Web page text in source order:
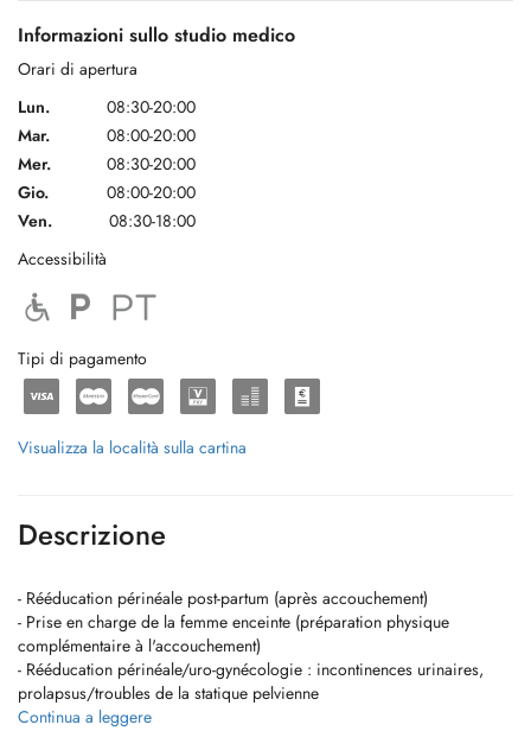
Informazioni sullo studio medico
Orari di apertura
Lun.
08:30-20:00
Mar.
08:00-20:00
Mer.
08:30-20:00
Gio.
08:00-20:00
Ven.
08:30-18:00
Accessibilità
Tipi di pagamento
Visualizza la località sulla cartina
Descrizione
- Rééducation périnéale post-partum (après accouchement)
- Prise en charge de la femme enceinte (préparation physique
complémentaire à l'accouchement)
- Rééducation périnéale/uro-gynécologie : incontinences urinaires,
prolapsus/troubles de la statique pelvienne
- Kinésithérapie globale
Continua a leggere